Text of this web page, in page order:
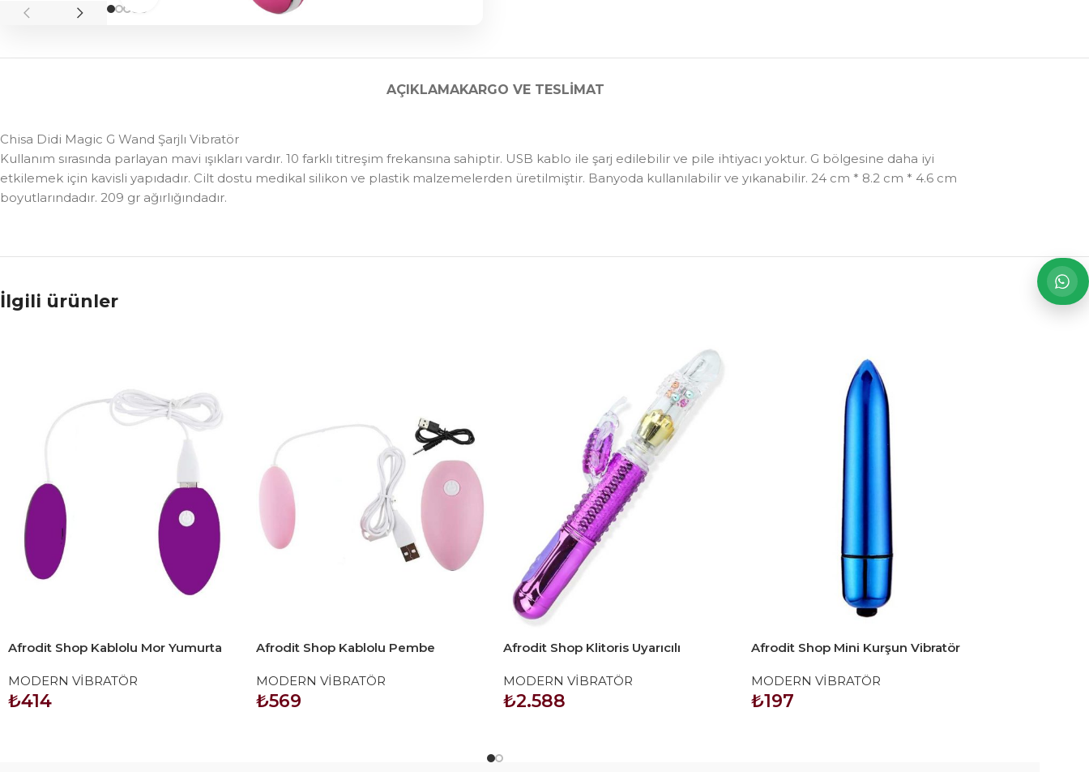
AÇIKLAMAKARGO VE TESLIMAT
Chisa Didi Magic G Wand Şarjlı Vibratör
Kullanım sırasında parlayan mavi ışıkları vardır. 10 farklı titreşim frekansına sahiptir. USB kablo ile şarj edilebilir ve pile ihtiyacı yoktur. G bölgesine daha iyi
etkilemek için kavisli yapıdadır. Cilt dostu medikal silikon ve plastik malzemelerden üretilmiştir. Banyoda kullanılabilir ve yıkanabilir. 24 cm * 8.2 cm * 4.6 cm
boyutlarındadır. 209 gr ağırlığındadır.
İlgili ürünler
Afrodit Shop Kablolu Mor Yumurta
MODERN VİBRATÖR
₺414
Afrodit Shop Kablolu Pembe
MODERN VİBRATÖR
₺569
Afrodit Shop Klitoris Uyarıcılı
MODERN VİBRATÖR
₺2.588
Afrodit Shop Mini Kurşun Vibratör
MODERN VİBRATÖR
₺197